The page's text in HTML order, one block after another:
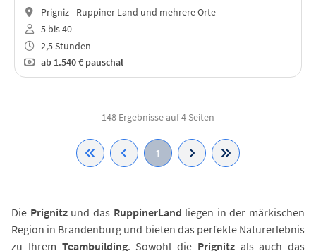
Prigniz - Ruppiner Land und mehrere Orte
5 bis 40
2,5 Stunden
ab1.540 € pauschal
148 Ergebnisse auf 4 Seiten
1
Die Prignitzund das RuppinerLand liegen in der märkischen
Region in Brandenburg und bieten das perfekte Naturerlebnis
zu Ihrem Teambuilding. Sowohl die Prignitzals auch das